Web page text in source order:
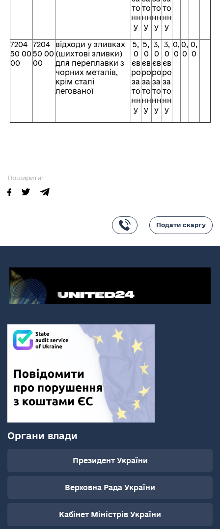
Поширити:
то
нн
у
то
нн
у
то
нн
у
то
нн
у
7204
50 00
00
7204
50 00
00
відходи у зливках
(шихтові зливки)
для переплавки з
чорних металів,
крім сталі
легованої
5,
0
єв
ро
за
то
нн
у
5,
0
єв
ро
за
то
нн
у
3,
0
єв
ро
за
то
нн
у
3,
0
єв
ро
за
то
нн
у
0,
0
0,
0
0,
0
Подати скаргу
Органи влади
Президент України
Верховна Рада України
Кабінет Міністрів України